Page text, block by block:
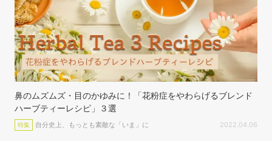
鼻のムズムズ・目のかゆみに！「花粉症をやわらげるブレンド
ハーブティーレシピ」３選
特集 自分史上、もっとも素敵な「いま」に 2022.04.06